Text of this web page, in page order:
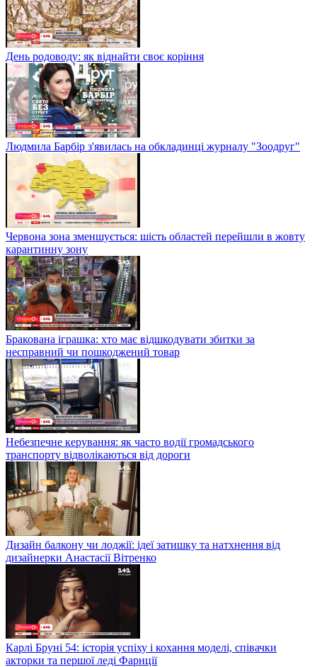
День родоводу: як віднайти своє коріння
Людмила Барбір з'явилась на обкладинці журналу "Зоодруг"
Червона зона зменшується: шість областей перейшли в жовту
карантинну зону
Бракована іграшка: хто має відшкодувати збитки за
несправний чи пошкоджений товар
Небезпечне керування: як часто водії громадського
транспорту відволікаються від дороги
Дизайн балкону чи лоджії: ідеї затишку та натхнення від
дизайнерки Анастасії Вітренко
Карлі Бруні 54: історія успіху і кохання моделі, співачки
акторки та першої леді Фарнції